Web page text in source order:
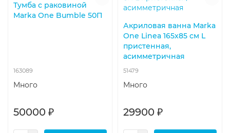
Тумба с раковиной
Marka One Bumble 50П
163089
Много
50000 ₽
Акриловая ванна Marka
One Linea 165x85 см L
пристенная,
асимметричная
51479
Много
29900 ₽